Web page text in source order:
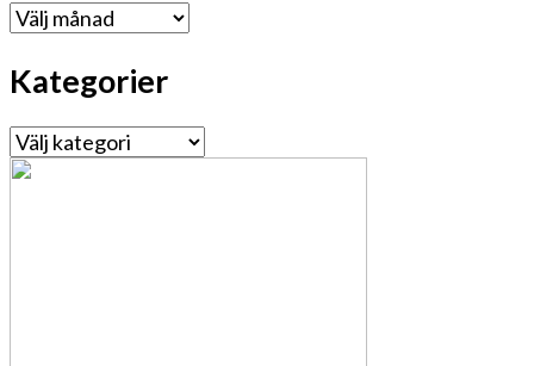
Arkiv
Kategorier
Kategorier